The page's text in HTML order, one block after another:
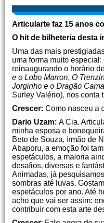
Articularte faz 15 anos
O hit de bilheteria desta
Uma das mais
uma forma muito
reinaugurando o horário
e o Lobo Marron, O
Jorginho e o Dragão
Surley Valério), nos conta
Crescer: Como nasceu a
Dario Uzam: A Cia.
minha esposa e
Beto de Souza, irmão de
Abaporu, a emoção foi
espetáculos, a maioria
desafios, diversas e
Animadas, já
sombras até luvas.
espetáculos por ano. Até
acho que vai ser assim:
contribuir com esta arte